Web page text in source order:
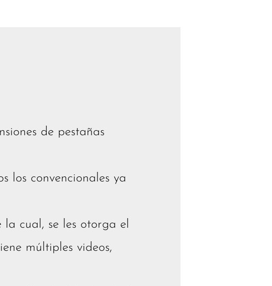
de pestañas
los convencionales ya
cual, se les otorga el
múltiples videos,